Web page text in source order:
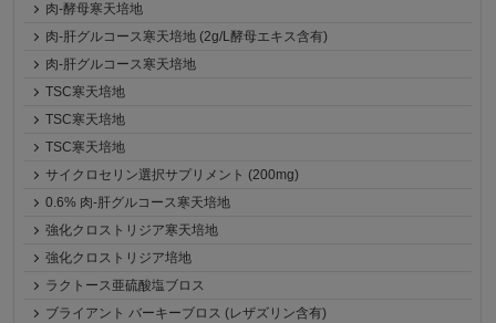
肉-酵母寒天培地
肉-肝グルコース寒天培地 (2g/L酵母エキス含有)
肉-肝グルコース寒天培地
TSC寒天培地
TSC寒天培地
TSC寒天培地
サイクロセリン選択サプリメント (200mg)
0.6% 肉-肝グルコース寒天培地
強化クロストリジア寒天培地
強化クロストリジア培地
ラクトース亜硫酸塩ブロス
ブライアント バーキーブロス (レザズリン含有)